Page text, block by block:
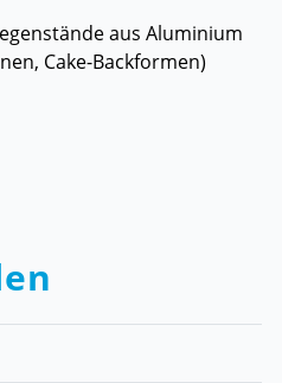
aus Aluminium
Cake-Backformen)